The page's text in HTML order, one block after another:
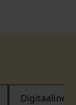
Digitaalinen